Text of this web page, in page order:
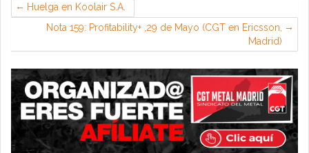
Huelga en Koolair S.A.
Nota 159: Profitability+ ,29 de Mayo (CGT en Ericsson,
Madrid)